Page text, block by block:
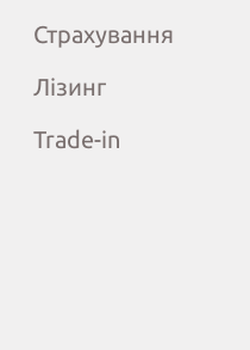
Страхування
Лізинг
Trade-in